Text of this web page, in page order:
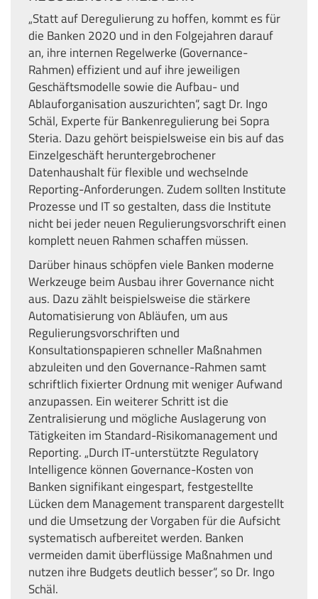
„Statt auf Deregulierung zu hoffen, kommt es für
die Banken 2020 und in den Folgejahren darauf
an, ihre internen Regelwerke (Governance-
Rahmen) effizient und auf ihre jeweiligen
Geschäftsmodelle sowie die Aufbau- und
Ablauforganisation auszurichten“, sagt Dr. Ingo
Schäl, Experte für Bankenregulierung bei Sopra
Steria. Dazu gehört beispielsweise ein bis auf das
Einzelgeschäft heruntergebrochener
Datenhaushalt für flexible und wechselnde
Reporting-Anforderungen. Zudem sollten Institute
Prozesse und IT so gestalten, dass die Institute
nicht bei jeder neuen Regulierungsvorschrift einen
komplett neuen Rahmen schaffen müssen.
Darüber hinaus schöpfen viele Banken moderne
Werkzeuge beim Ausbau ihrer Governance nicht
aus. Dazu zählt beispielsweise die stärkere
Automatisierung von Abläufen, um aus
Regulierungsvorschriften und
Konsultationspapieren schneller Maßnahmen
abzuleiten und den Governance-Rahmen samt
schriftlich fixierter Ordnung mit weniger Aufwand
anzupassen. Ein weiterer Schritt ist die
Zentralisierung und mögliche Auslagerung von
Tätigkeiten im Standard-Risikomanagement und
Reporting. „Durch IT-unterstützte Regulatory
Intelligence können Governance-Kosten von
Banken signifikant eingespart, festgestellte
Lücken dem Management transparent dargestellt
und die Umsetzung der Vorgaben für die Aufsicht
systematisch aufbereitet werden. Banken
vermeiden damit überflüssige Maßnahmen und
nutzen ihre Budgets deutlich besser“, so Dr. Ingo
Schäl.